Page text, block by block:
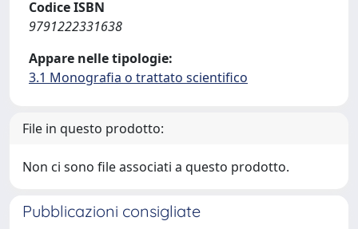
Codice ISBN
9791222331638
Appare nelle tipologie:
3.1 Monografia o trattato scientifico
File in questo prodotto:
Non ci sono file associati a questo prodotto.
Pubblicazioni consigliate